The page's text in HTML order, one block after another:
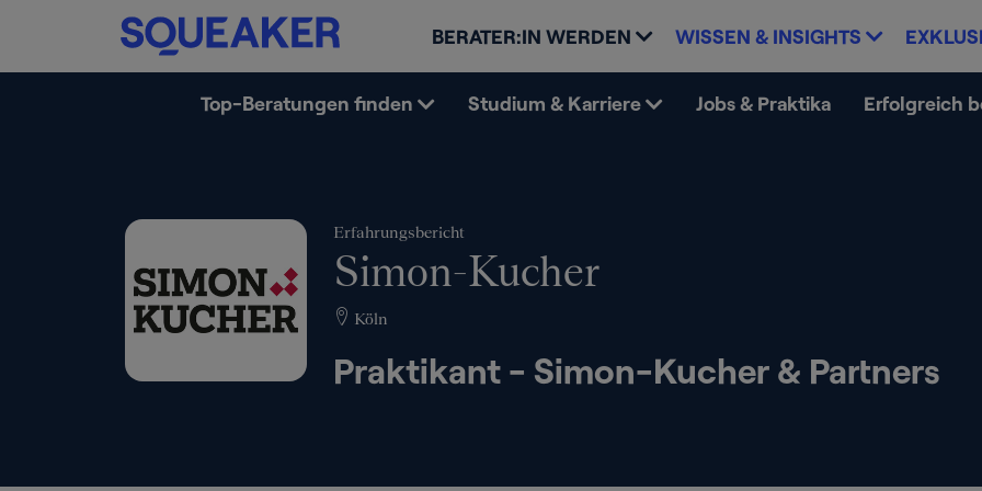
BERATER:IN WERDEN WISSEN & INSIGHTS
Top-Beratungen finden Studium & Karriere Jobs & Praktika Erfolgreich
Erfahrungsbericht
Simon-Kucher
Köln
Praktikant - Simon-Kucher & Partners